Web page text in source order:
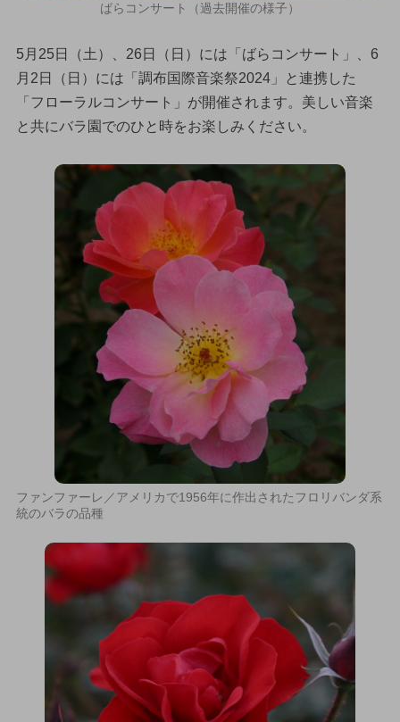
ばらコンサート（過去開催の様子）
5月25日（土）、26日（日）には「ばらコンサート」、6
月2日（日）には「調布国際音楽祭2024」と連携した
「フローラルコンサート」が開催されます。美しい音楽
と共にバラ園でのひと時をお楽しみください。
ファンファーレ／アメリカで1956年に作出されたフロリバンダ系
統のバラの品種